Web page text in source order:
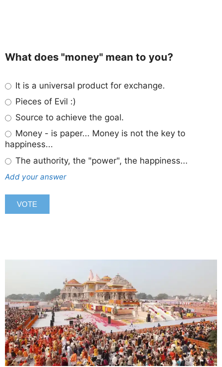
What does "money" mean to you?
It is a universal product for exchange.
Pieces of Evil :)
Source to achieve the goal.
Money - is paper... Money is not the key to
happiness...
The authority, the "power", the happiness...
Add your answer